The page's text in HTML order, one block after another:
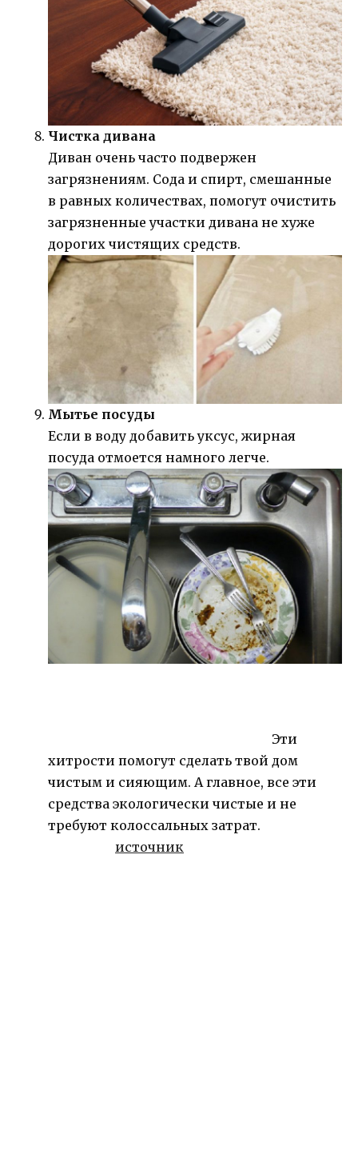
Чистка дивана
Диван очень часто подвержен
загрязнениям. Сода и спирт, смешанные
в равных количествах, помогут очистить
загрязненные участки дивана не хуже
дорогих чистящих средств.
Мытье посуды
Если в воду добавить уксус, жирная
посуда отмоется намного легче.
Эти
хитрости помогут сделать твой дом
чистым и сияющим. А главное, все эти
средства экологически чистые и не
требуют колоссальных затрат.
источник